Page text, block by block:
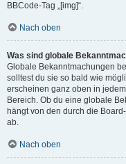
BBCode-Tag „[img]“.
Nach oben
Was sind globale
Globale Bekanntmachungen
solltest du sie so bald wie
erscheinen ganz oben in
Bereich. Ob du eine globale
hängt von den durch die
ab.
Nach oben